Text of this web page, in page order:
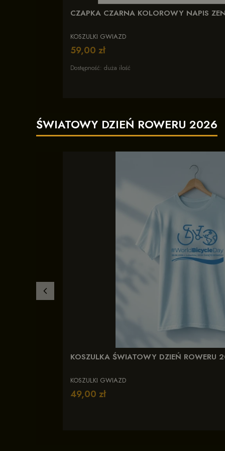
CZAPKA CZARNA KOLOROWY NAPIS
KOSZULKI GWIAZD
Cena
59,00 zł
Dostępność: duża ilość
ŚWIATOWY DZIEŃ ROWERU 2026
KOSZULKA ŚWIATOWY DZIEŃ ROWERU
KOSZULKI GWIAZD
Cena
49,00 zł